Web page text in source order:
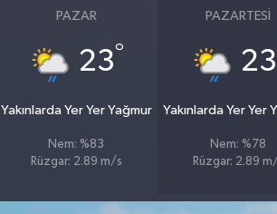
PAZAR
23°
Yakınlarda Yer Yer Yağmur
Nem: %83
Rüzgar: 2.89 m/s
PAZARTESI
23
Yakınlarda Yer Yer
Nem: %78
Rüzgar: 2.89